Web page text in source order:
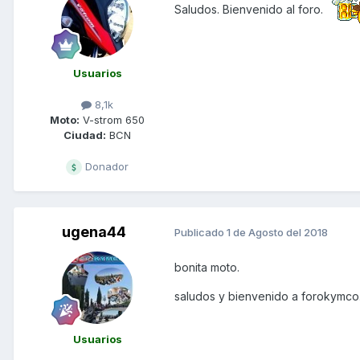
Usuarios
8,1k
Moto: V-strom 650
Ciudad: BCN
Donador
Saludos. Bienvenido al foro.
ugena44
Usuarios
Publicado 1 de Agosto del 2018
bonita moto.
saludos y bienvenido a